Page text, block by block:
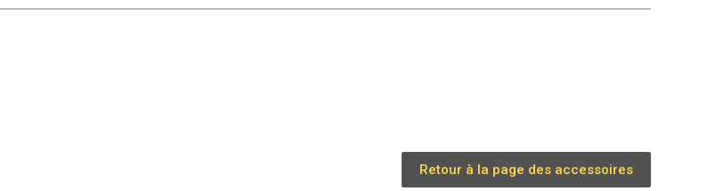
Retour à la page des accessoires